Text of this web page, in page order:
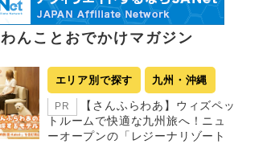
わんことおでかけマガジン
エリア別で探す 九州・沖縄
PR
【さんふらわあ】ウィズペッ
トルームで快適な九州旅へ！ニュ
ーオープンの「レジーナリゾート